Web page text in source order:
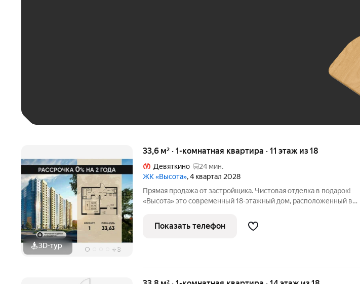
3D-тур + 3
33,6 м² · 1-комнатная квартира · 11 этаж из 18
Девяткино
24 мин.
ЖК «Высота», 4 квартал 2028
Прямая продажа от застройщика. Чистовая отделка в подарок!
«Высота» это современный 18-этажный дом, расположенный в
метро «Девяткино». Квартиры В комплексе представлен широкий
выбор
Показать телефон